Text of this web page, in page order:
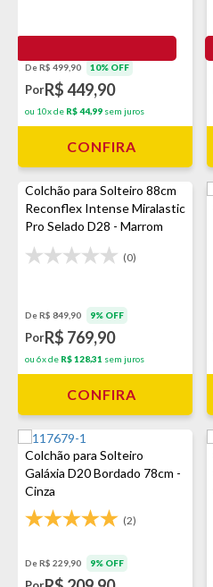
De R$ 499,90 10% OFF
PorR$ 449,90
ou 10x de R$ 44,99 sem juros
CONFIRA
Colchão para Solteiro 88cm
Reconflex Intense Miralastic
Pro Selado D28 - Marrom
(0)
De R$ 849,90 9% OFF
PorR$ 769,90
ou 6x de R$ 128,31 sem juros
CONFIRA
Colchão para Solteiro
Galáxia D20 Bordado 78cm -
Cinza
(2)
De R$ 229,90 9% OFF